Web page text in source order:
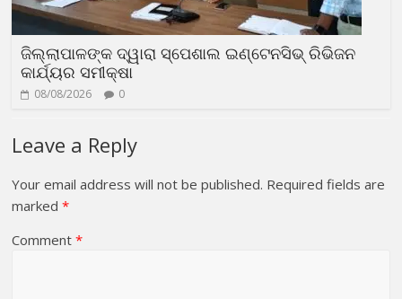
ଜିଲ୍ଲାପାଳଙ୍କ ଦ୍ୱାରା ସ୍ପେଶାଲ ଇଣ୍ଟେନସିଭ୍ ରିଭିଜନ
କାର୍ଯ୍ୟର ସମୀକ୍ଷା
08/08/2026 0
Leave a Reply
Your email address will not be published. Required fields are
marked*
Comment*